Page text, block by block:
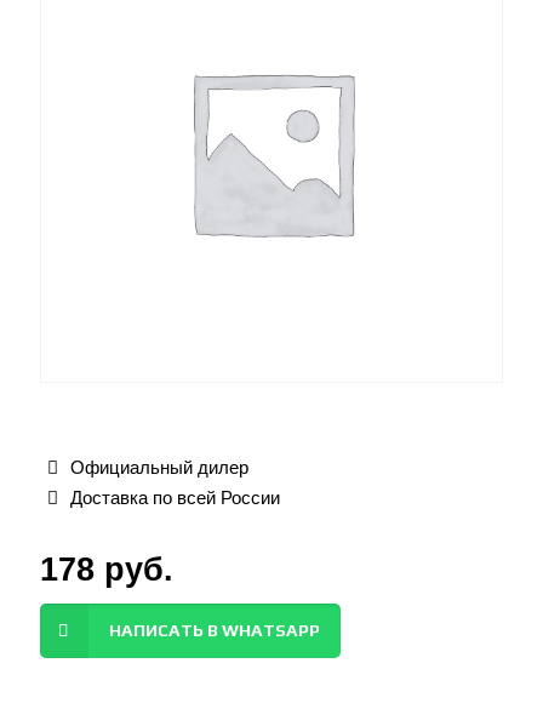
Официальный дилер
Доставка по всей России
178 руб.
НАПИСАТЬ В WHATSAPP